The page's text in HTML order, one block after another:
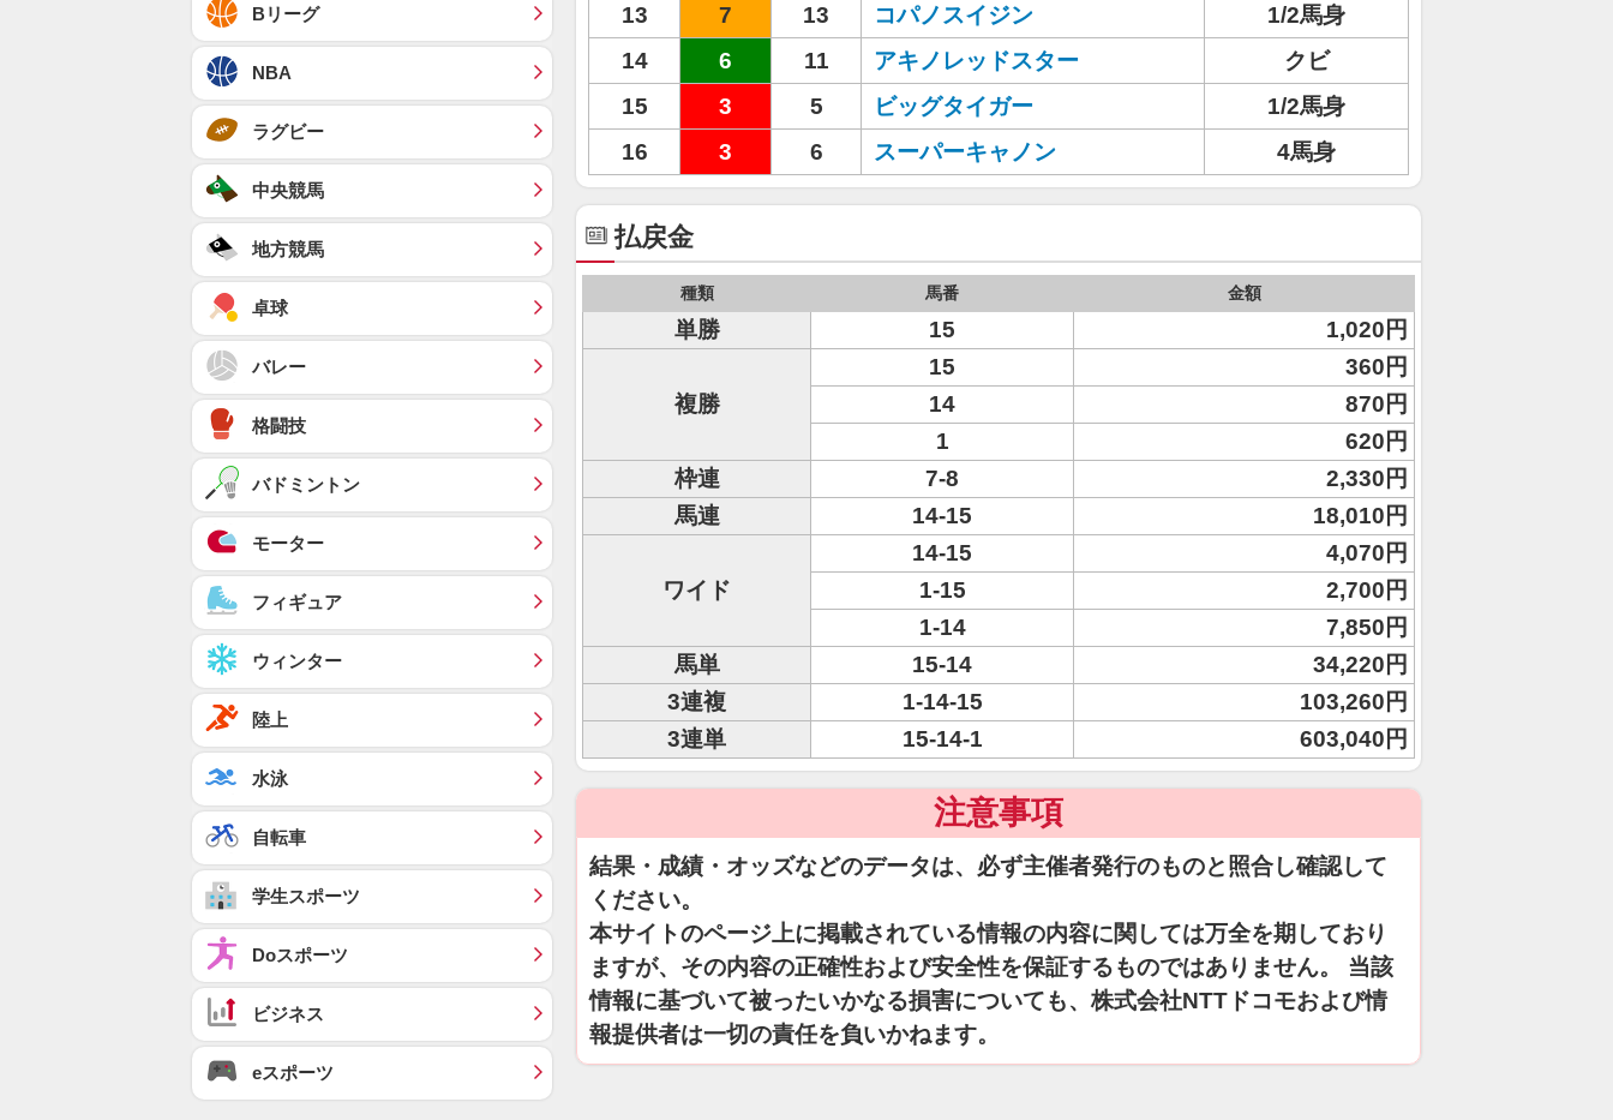
13
7 13 コパノスイジン
1/2馬身
14
6 11 アキノレッドスター
クビ
15
3 5 ビッグタイガー
1/2馬身
16
3 6 スーパーキャノン 4馬身
払戻金
種類 馬番 金額
単勝 15 1,020円
複勝
15
360円
14
870円
1
620円
枠連
7-8
2,330円
馬連
14-15 18,010円
ワイド
14-15
4,070円
1-15
2,700円
1-14
7,850円
馬単
15-14
34,220円
3連複
1-14-15
103,260円
3連単
15-14-1 603,040円
注意事項
結果・成績・オッズなどのデータは、必ず主催者発行のものと照合し確認して
ください。
本サイトのページ上に掲載されている情報の内容に関しては万全を期しており
ますが、その内容の正確性および安全性を保証するものではありません。 当該
情報に基づいて被ったいかなる損害についても、株式会社NTTドコモおよび情
報提供者は一切の責任を負いかねます。
Bリーグ
NBA
ラグビー
中央競馬
地方競馬
卓球
バレー
格闘技
バドミントン
モーター
フィギュア
ウィンター
陸上
水泳
自転車
学生スポーツ
Doスポーツ
ビジネス
eスポーツ